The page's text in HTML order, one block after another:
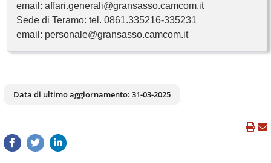
email: affari.generali@gransasso.camcom.it
Sede di Teramo: tel. 0861.335216-335231
email: personale@gransasso.camcom.it
Data di ultimo aggiornamento: 31-03-2025